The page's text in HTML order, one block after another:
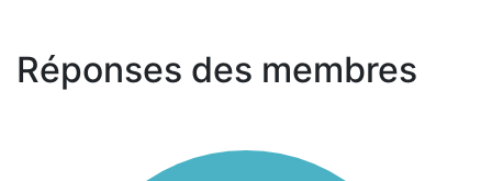
Réponses des membres